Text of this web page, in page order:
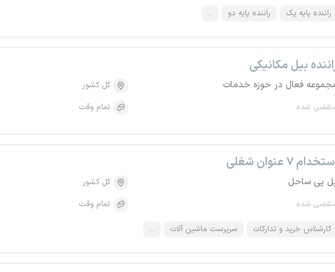
راننده پایه یک راننده پایه دو ...
بیل مکانیکی
فعال در حوزه خدمات
شده
کل کشور
تمام وقت
۷ عنوان شغلی
پی ساحل
شده
کل کشور
تمام وقت
کارشناس خرید و تدارکات سرپرست ماشین آلات ...